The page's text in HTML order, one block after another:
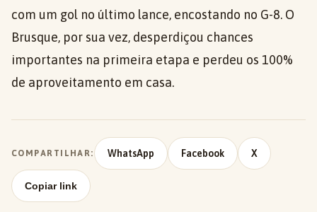
com um gol no último lance, encostando no G-8. O
Brusque, por sua vez, desperdiçou chances
importantes na primeira etapa e perdeu os 100%
de aproveitamento em casa.
COMPARTILHAR: WhatsApp Facebook X
Copiar link